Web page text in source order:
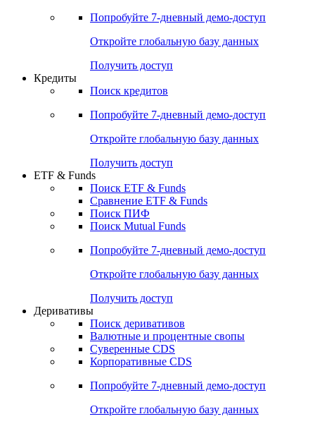
Попробуйте 7-дневный демо-доступ
Откройте глобальную базу данных
Получить доступ
Кредиты
Поиск кредитов
Попробуйте 7-дневный демо-доступ
Откройте глобальную базу данных
Получить доступ
ETF & Funds
Поиск ETF & Funds
Сравнение ETF & Funds
Поиск ПИФ
Поиск Mutual Funds
Попробуйте 7-дневный демо-доступ
Откройте глобальную базу данных
Получить доступ
Деривативы
Поиск деривативов
Валютные и процентные свопы
Суверенные CDS
Корпоративные CDS
Попробуйте 7-дневный демо-доступ
Откройте глобальную базу данных